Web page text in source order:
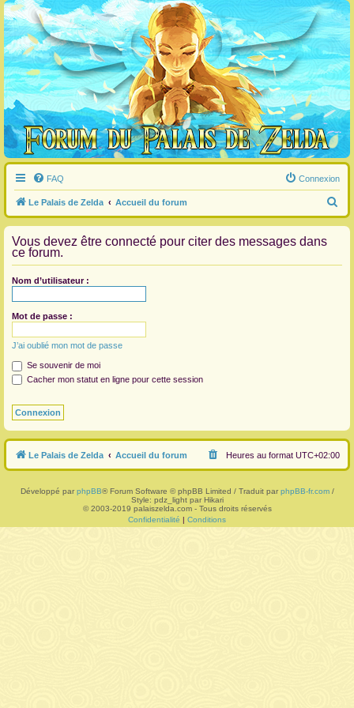
FAQ Connexion
Le Palais de Zelda Accueil du forum
e
Vous devez être connecté pour citer des messages dans
ce forum.
Nom d’utilisateur :
Mot de passe :
J’ai oublié mon mot de passe
Se souvenir de moi
Cacher mon statut en ligne pour cette session
Le Palais de Zelda Accueil du forum Heures au format UTC+02:00
Développé par phpBB® Forum Software © phpBB Limited / Traduit par phpBB-fr.com/
Style: pdz_light par Hikari
© 2003-2019 palaiszelda.com - Tous droits réservés
Confidentialité | Conditions